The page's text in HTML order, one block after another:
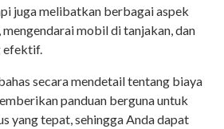
juga melibatkan berbagai aspek
mobil di tanjakan, dan
efektif.
secara mendetail tentang biaya
panduan berguna untuk
yang tepat, sehingga Anda dapat